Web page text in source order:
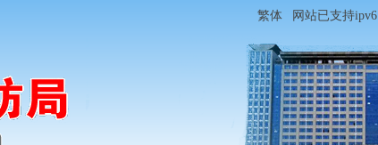
网站已支持ipv6
繁体